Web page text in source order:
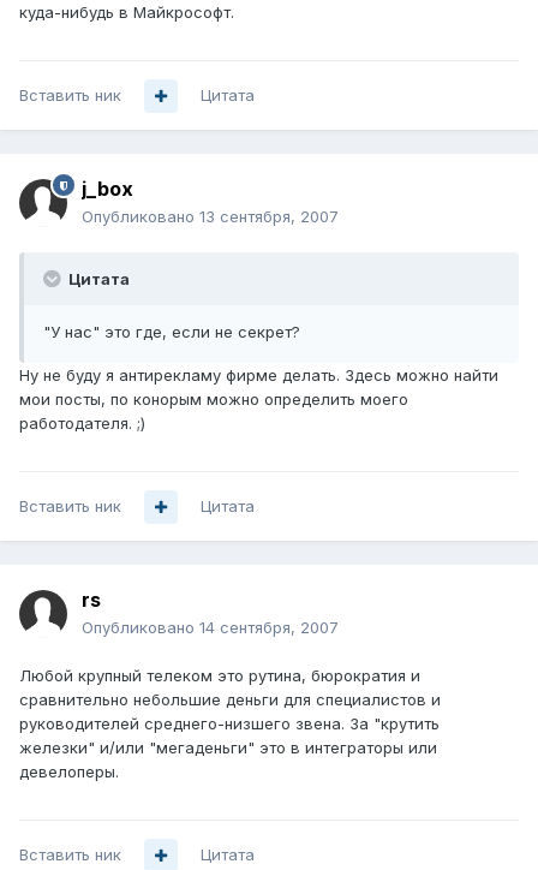
куда-нибудь в Майкрософт.
Вставить ник Цитата
j_box
Опубликовано 13 сентября, 2007
Цитата
"У нас" это где, если не секрет?
Ну не буду я антирекламу фирме делать. Здесь можно найти
мои посты, по конорым можно определить моего
работодателя. ;)
Вставить ник Цитата
rs
Опубликовано 14 сентября, 2007
Любой крупный телеком это рутина, бюрократия и
сравнительно небольшие деньги для специалистов и
руководителей среднего-низшего звена. За "крутить
железки" и/или "мегаденьги" это в интеграторы или
девелоперы.
Вставить ник Цитата